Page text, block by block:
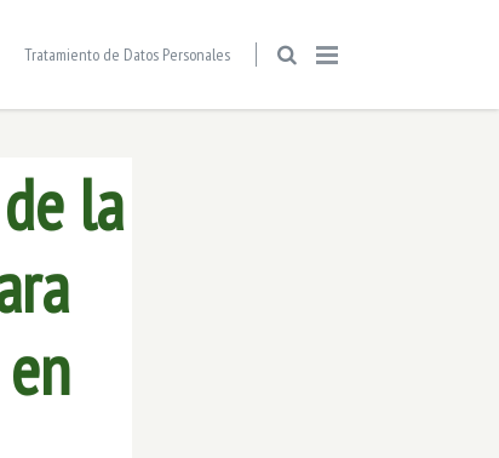
Tratamiento de Datos Personales
la